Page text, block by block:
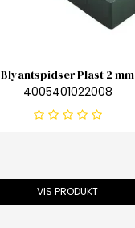
Blyantspidser Plast 2 mm
4005401022008
VIS PRODUKT